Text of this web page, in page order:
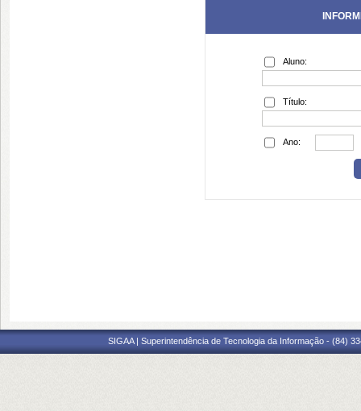
Aluno:
Título:
Ano:
SIGAA | Superintendência de Tecnologia da Informação - (84)